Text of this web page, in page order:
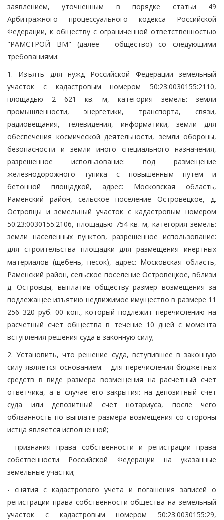
заявлением, уточненным в порядке статьи 49
Арбитражного процессуального кодекса Российской
Федерации, к обществу с ограниченной ответственностью
"РАМСТРОЙ ВМ" (далее - общество) со следующими
требованиями:
1. Изъять для нужд Российской Федерации земельный
участок с кадастровым номером 50:23:0030155:2110,
площадью 2 621 кв. м, категория земель: земли
промышленности, энергетики, транспорта, связи,
радиовещания, телевидения, информатики, земли для
обеспечения космической деятельности, земли обороны,
безопасности и земли иного специального назначения,
разрешенное использование: под размещение
железнодорожного тупика с повышенным путем и
бетонной площадкой, адрес: Московская область,
Раменский район, сельское поселение Островецкое, д.
Островцы и земельный участок с кадастровым номером
50:23:0030155:2106, площадью 754 кв. м, категория земель:
земли населенных пунктов, разрешенное использование:
для строительства площадки для размещения инертных
материалов (щебень, песок), адрес: Московская область,
Раменский район, сельское поселение Островецкое, вблизи
д. Островцы, выплатив обществу размер возмещения за
подлежащее изъятию недвижимое имущество в размере 11
256 320 руб. 00 коп., который подлежит перечислению на
расчетный счет общества в течение 10 дней с момента
вступления решения суда в законную силу;
2. Установить, что решение суда, вступившее в законную
силу является основанием: - для перечисления бюджетных
средств в виде размера возмещения на расчетный счет
ответчика, а в случае его закрытия: на депозитный счет
суда или депозитный счет нотариуса, после чего
обязанность по выплате размера возмещения со стороны
истца является исполненной;
- признания права собственности и регистрации права
собственности Российской Федерации на указанные
земельные участки;
- снятия с кадастрового учета и погашения записей о
регистрации права собственности общества на земельный
участок с кадастровым номером 50:23:0030155:29,